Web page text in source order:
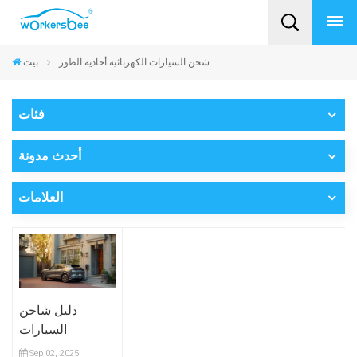
بيت شحن السيارات الكهربائية أحادية الطور
فئات
أحدث مدونة
العلامات
دليل شاحن
السيارات
الكهربائية
Sep 02, 2025